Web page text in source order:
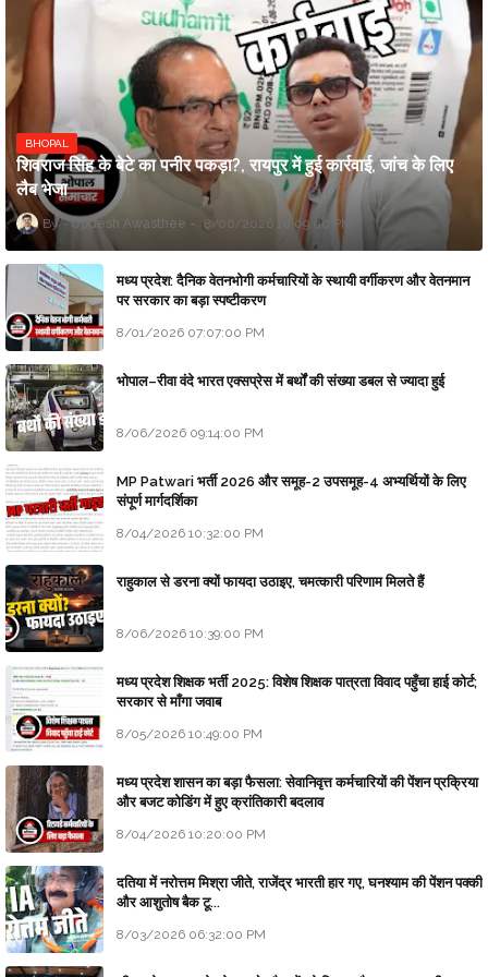
BHOPAL
शिवराज सिंह के बेटे का पनीर पकड़ा?, रायपुर में हुई कार्रवाई, जांच के लिए
लैब भेजा
Updesh Awasthee 8/06/2026 10:09:00 PM
मध्य प्रदेश: दैनिक वेतनभोगी कर्मचारियों के स्थायी वर्गीकरण और वेतनमान
पर सरकार का बड़ा स्पष्टीकरण
8/01/2026 07:07:00 PM
भोपाल–रीवा वंदे भारत एक्सप्रेस में बर्थों की संख्या डबल से ज्यादा हुई
8/06/2026 09:14:00 PM
MP Patwari भर्ती 2026 और समूह-2 उपसमूह-4 अभ्यर्थियों के लिए
संपूर्ण मार्गदर्शिका
8/04/2026 10:32:00 PM
राहुकाल से डरना क्यों फायदा उठाइए, चमत्कारी परिणाम मिलते हैं
8/06/2026 10:39:00 PM
मध्य प्रदेश शिक्षक भर्ती 2025: विशेष शिक्षक पात्रता विवाद पहुँचा हाई कोर्ट;
सरकार से माँगा जवाब
8/05/2026 10:49:00 PM
मध्य प्रदेश शासन का बड़ा फैसला: सेवानिवृत्त कर्मचारियों की पेंशन प्रक्रिया
और बजट कोडिंग में हुए क्रांतिकारी बदलाव
8/04/2026 10:20:00 PM
दतिया में नरोत्तम मिश्रा जीते, राजेंद्र भारती हार गए, घनश्याम की पेंशन पक्की
और आशुतोष बैक टू...
8/03/2026 06:32:00 PM